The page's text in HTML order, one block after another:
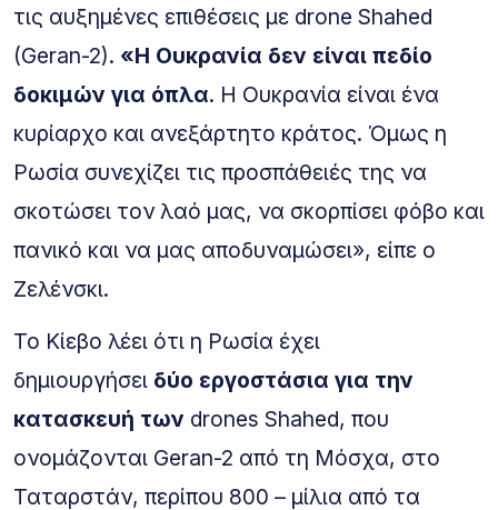
τις αυξημένες επιθέσεις με drone Shahed
(Geran-2). «Η Ουκρανία δεν είναι πεδίο
δοκιμών για όπλα. Η Ουκρανία είναι ένα
κυρίαρχο και ανεξάρτητο κράτος. Όμως η
Ρωσία συνεχίζει τις προσπάθειές της να
σκοτώσει τον λαό μας, να σκορπίσει φόβο και
πανικό και να μας αποδυναμώσει», είπε ο
Ζελένσκι.
Το Κίεβο λέει ότι η Ρωσία έχει
δημιουργήσει δύο εργοστάσια για την
κατασκευή των drones Shahed, που
ονομάζονται Geran-2 από τη Μόσχα, στο
Ταταρστάν, περίπου 800 – μίλια από τα